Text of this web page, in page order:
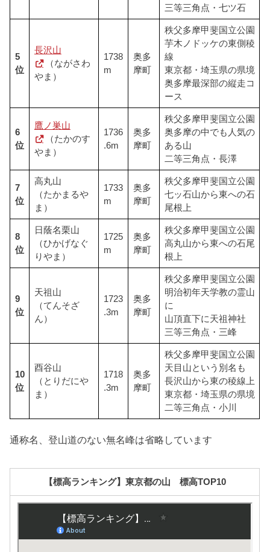
三等三角点・七ツ石
5
位
長沢山
（ながさわ
やま）
1738
m
奥多
摩町
秩父多摩甲斐国立公園
芋木ノドッケの東側稜
線
東京都・埼玉県の県境
奥多摩最深部の縦走コ
ース
6
位
鷹ノ巣山
（たかのす
やま）
1736
.6m
奥多
摩町
秩父多摩甲斐国立公園
奥多摩の中でも人気の
ある山
二等三角点・長澤
7
位
高丸山
（たかまるや
ま）
1733
m
奥多
摩町
秩父多摩甲斐国立公園
七ッ石山から東への石
尾根上
8
位
日蔭名栗山
（ひかげなぐ
りやま）
1725
m
奥多
摩町
秩父多摩甲斐国立公園
高丸山から東への石尾
根上
9
位
天祖山
（てんそざ
ん）
1723
.3m
奥多
摩町
秩父多摩甲斐国立公園
明治初年天学教の霊山
に
山頂直下に天祖神社
三等三角点・三峰
10
位
酉谷山
（とりだにや
ま）
1718
.3m
奥多
摩町
秩父多摩甲斐国立公園
天目山という別名も
長沢山から東の稜線上
東京都・埼玉県の県境
二等三角点・小川
通称名、登山道のない無名峰は省略しています
【標高ランキング】東京都の山 標高TOP10